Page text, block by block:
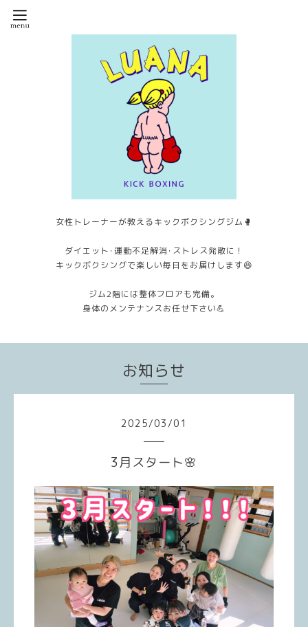
女性トレーナーが教えるキックボクシングジム🥊
ダイエット･運動不足解消･ストレス発散に！
キックボクシングで楽しい毎日をお届けします😆
ジム2階には整体フロアも完備。
身体のメンテナンスお任せ下さい💪
お知らせ
2025/03/01
3月スタート🌸